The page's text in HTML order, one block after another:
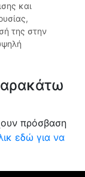
και
της στην
πρόσβαση
εδώ για να